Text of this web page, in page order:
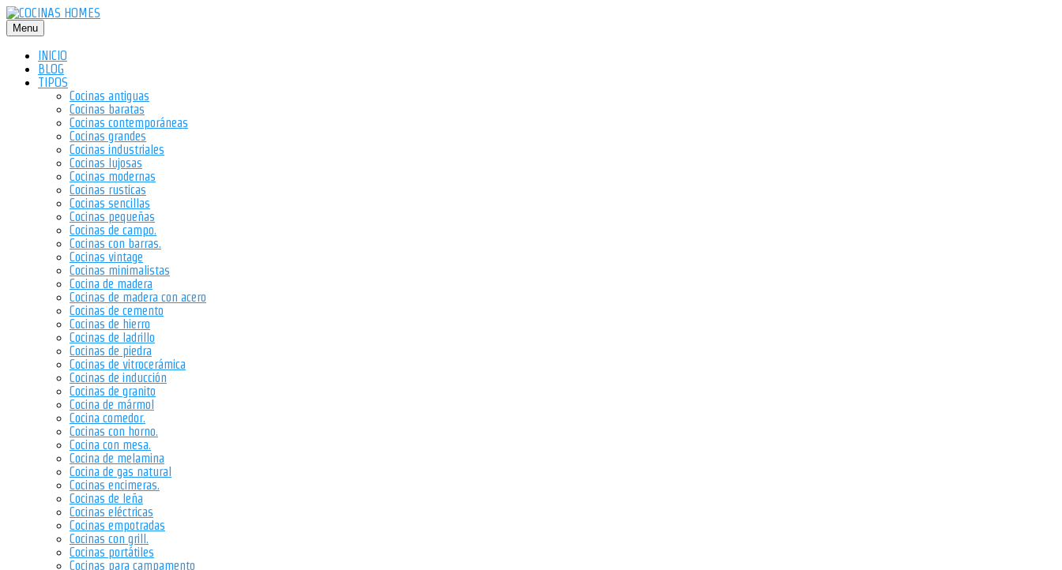
Saltar
al
contenido
Menu
INICIO
BLOG
TIPOS
Cocinas antiguas
Cocinas baratas
Cocinas contemporáneas
Cocinas grandes
Cocinas industriales
Cocinas lujosas
Cocinas modernas
Cocinas rusticas
Cocinas sencillas
Cocinas pequeñas
Cocinas de campo.
Cocinas con barras.
Cocinas vintage
Cocinas minimalistas
Cocina de madera
Cocinas de madera con acero
Cocinas de cemento
Cocinas de hierro
Cocinas de ladrillo
Cocinas de piedra
Cocinas de vitrocerámica
Cocinas de inducción
Cocinas de granito
Cocina de mármol
Cocina comedor.
Cocinas con horno.
Cocina con mesa.
Cocina de melamina
Cocina de gas natural
Cocinas encimeras.
Cocinas de leña
Cocinas eléctricas
Cocinas empotradas
Cocinas con grill.
Cocinas portátiles
Cocinas para campamento